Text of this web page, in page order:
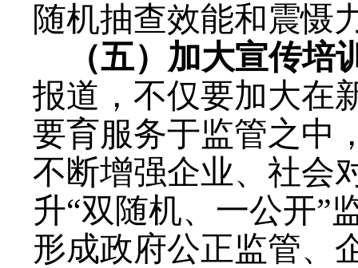
随机抽查效能和震慑
（五）加大宣传培
报道，不仅要加大在
要育服务于监管之中
不断增强企业、社会
升“双随机、一公开”
形成政府公正监管、